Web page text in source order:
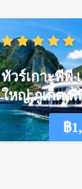
฿
ทัวร์เกาะพีพี
ใหญ่ ภูเก็ต พี